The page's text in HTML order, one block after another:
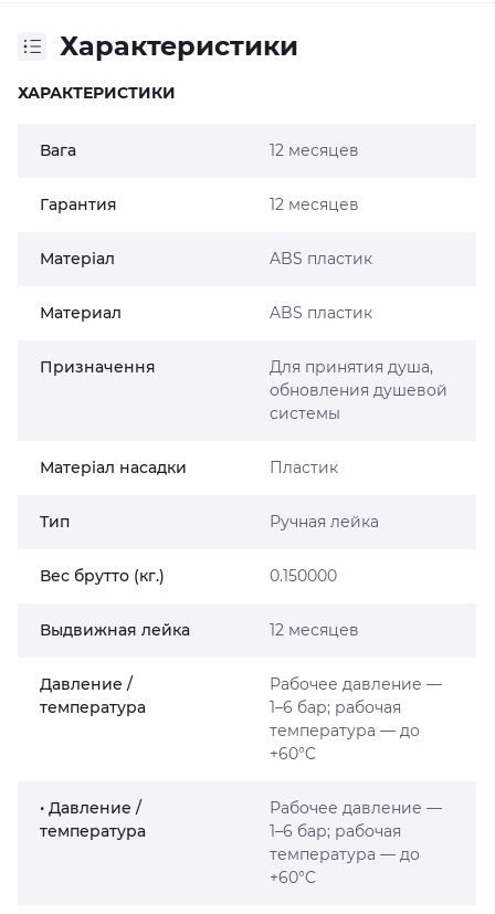
Характеристики
ХАРАКТЕРИСТИКИ
Вага 12 месяцев
Гарантия 12 месяцев
Матеріал ABS пластик
Материал ABS пластик
Призначення
Для принятия душа,
обновления душевой
системы
Матеріал насадки Пластик
Тип Ручная лейка
Вес брутто (кг.) 0.150000
Выдвижная лейка 12 месяцев
Давление /
температура
Рабочее давление —
1–6 бар; рабочая
температура — до
+60°C
• Давление /
температура
Рабочее давление —
1–6 бар; рабочая
температура — до
+60°C